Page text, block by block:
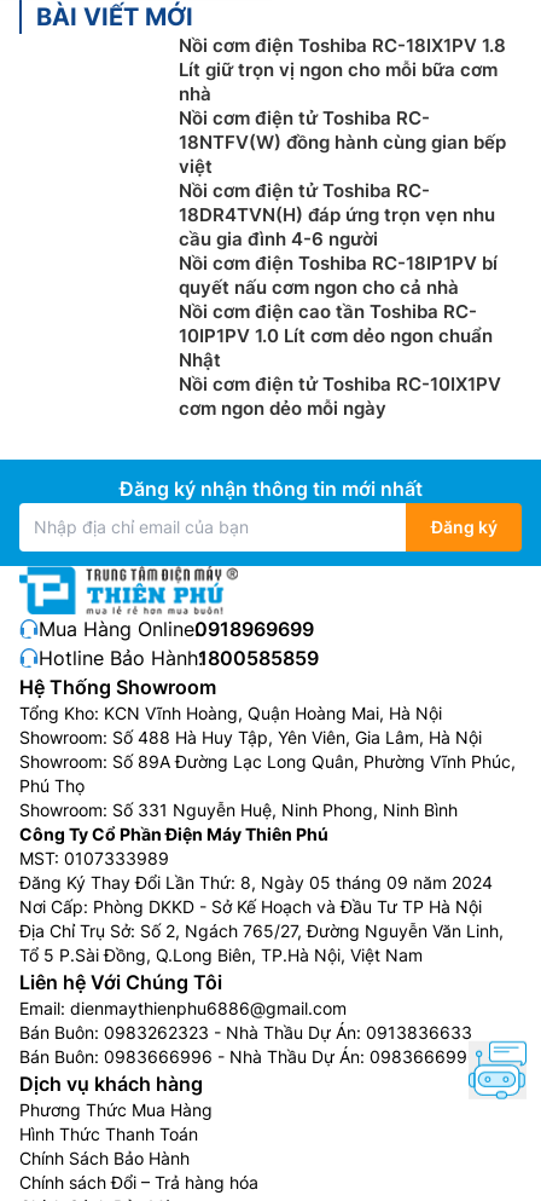
BÀI VIẾT MỚI
Nồi cơm điện Toshiba RC-18IX1PV 1.8
Lít giữ trọn vị ngon cho mỗi bữa cơm
nhà
Nồi cơm điện tử Toshiba RC-
18NTFV(W) đồng hành cùng gian bếp
việt
Nồi cơm điện tử Toshiba RC-
18DR4TVN(H) đáp ứng trọn vẹn nhu
cầu gia đình 4-6 người
Nồi cơm điện Toshiba RC-18IP1PV bí
quyết nấu cơm ngon cho cả nhà
Nồi cơm điện cao tần Toshiba RC-
10IP1PV 1.0 Lít cơm dẻo ngon chuẩn
Nhật
Nồi cơm điện tử Toshiba RC-10IX1PV
cơm ngon dẻo mỗi ngày
Đăng ký nhận thông tin mới nhất
Đăng ký
Mua Hàng Online:0918969699
Hotline Bảo Hành:1800585859
Hệ Thống Showroom
Tổng Kho: KCN Vĩnh Hoàng, Quận Hoàng Mai, Hà Nội
Showroom: Số 488 Hà Huy Tập, Yên Viên, Gia Lâm, Hà Nội
Showroom: Số 89A Đường Lạc Long Quân, Phường Vĩnh Phúc,
Phú Thọ
Showroom: Số 331 Nguyễn Huệ, Ninh Phong, Ninh Bình
Công Ty Cổ Phần Điện Máy Thiên Phú
MST: 0107333989
Đăng Ký Thay Đổi Lần Thứ: 8, Ngày 05 tháng 09 năm 2024
Nơi Cấp: Phòng DKKD - Sở Kế Hoạch và Đầu Tư TP Hà Nội
Địa Chỉ Trụ Sở: Số 2, Ngách 765/27, Đường Nguyễn Văn Linh,
Tổ 5 P.Sài Đồng, Q.Long Biên, TP.Hà Nội, Việt Nam
Liên hệ Với Chúng Tôi
Email: dienmaythienphu6886@gmail.com
Bán Buôn: 0983262323 - Nhà Thầu Dự Án: 0913836633
Bán Buôn: 0983666996 - Nhà Thầu Dự Án: 0983666996
Dịch vụ khách hàng
Phương Thức Mua Hàng
Hình Thức Thanh Toán
Chính Sách Bảo Hành
Chính sách Đổi – Trả hàng hóa